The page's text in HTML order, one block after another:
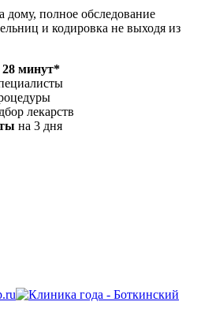
полное обследование
и кодировка не выходя из
28 минут*
лекарств
на 3 дня